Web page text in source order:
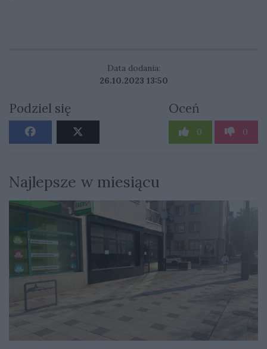
Data dodania:
26.10.2023 13:50
Podziel się Oceń
0 0
Najlepsze w miesiącu